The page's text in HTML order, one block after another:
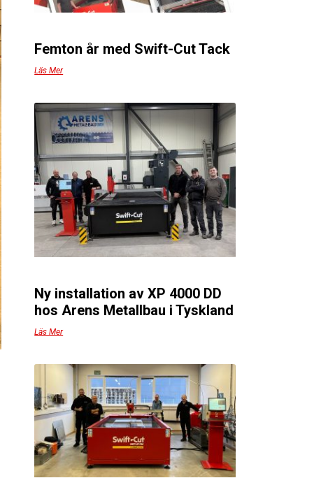
Femton år med Swift-Cut Tack
Läs Mer
Ny installation av XP 4000 DD
hos Arens Metallbau i Tyskland
Läs Mer